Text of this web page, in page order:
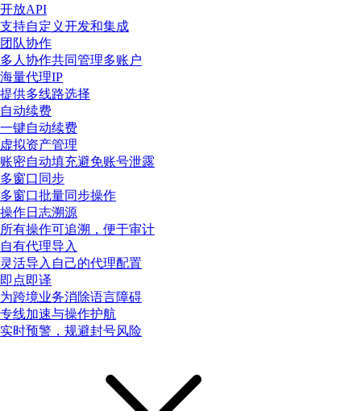
开放API
支持自定义开发和集成
团队协作
多人协作共同管理多账户
海量代理IP
提供多线路选择
自动续费
一键自动续费
虚拟资产管理
账密自动填充避免账号泄露
多窗口同步
多窗口批量同步操作
操作日志溯源
所有操作可追溯，便于审计
自有代理导入
灵活导入自己的代理配置
即点即译
为跨境业务消除语言障碍
专线加速与操作护航
实时预警，规避封号风险